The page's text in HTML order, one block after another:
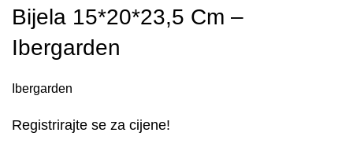
Bijela 15*20*23,5 Cm –
Ibergarden
Ibergarden
Registrirajte se za cijene!